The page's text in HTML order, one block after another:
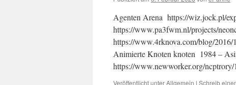
Agenten Arena https://wiz.jock.pl/
https://www.pa3fwm.nl/projects/
https://www.4rknova.com/blog/2016/
Animierte Knoten knoten 1984 –
https://www.newworker.org/
Veröffentlicht unterAllgemein | Schreib